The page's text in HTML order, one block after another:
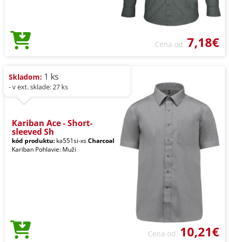
Cena od 7,18€
Skladom: 1 ks
- v ext. sklade: 27 ks
Kariban Ace - Short-
sleeved Sh
kód produktu: ka551si-xsCharcoal
Kariban Pohlavie: Muži
Cena od 10,21€